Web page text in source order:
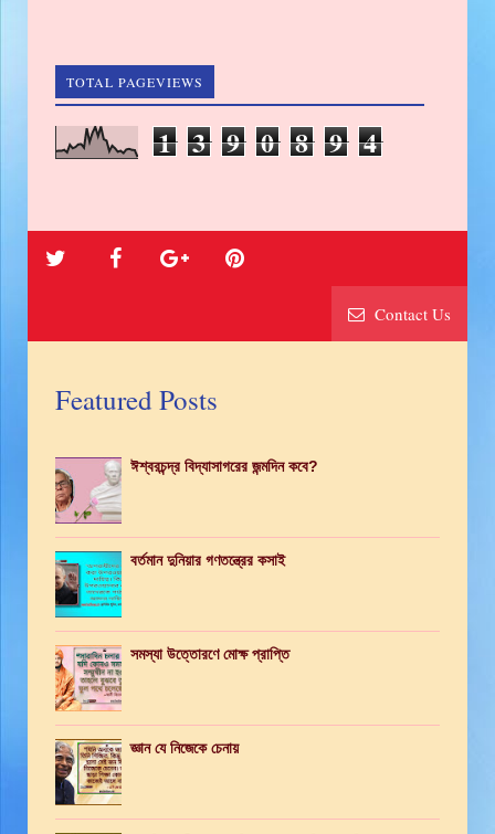
TOTAL PAGEVIEWS
1 3 9 0 8 9 4
Contact Us
Featured Posts
ঈশ্বরচন্দ্র বিদ্যাসাগরের জন্মদিন কবে?
বর্তমান দুনিয়ার গণতন্ত্রের কসাই
সমস্যা উত্তোরণে মোক্ষ প্রাপ্তি
জ্ঞান যে নিজেকে চেনায়